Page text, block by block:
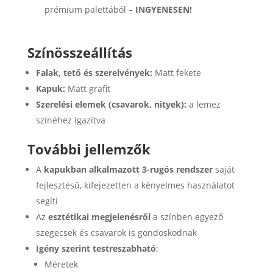
prémium palettából – INGYENESEN!
Színösszeállítás
Falak, tető és szerelvények: Matt fekete
Kapuk: Matt grafit
Szerelési elemek (csavarok, nityek): a lemez
színéhez igazítva
További jellemzők
A kapukban alkalmazott 3-rugós rendszersaját
fejlesztésű, kifejezetten a kényelmes használatot
segíti
Az esztétikai megjelenésrőla színben egyező
szegecsek és csavarok is gondoskodnak
Igény szerint testreszabható:
Méretek